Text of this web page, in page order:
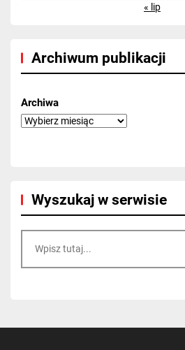
« lip
Archiwum publikacji
Archiwa
Wyszukaj w serwisie